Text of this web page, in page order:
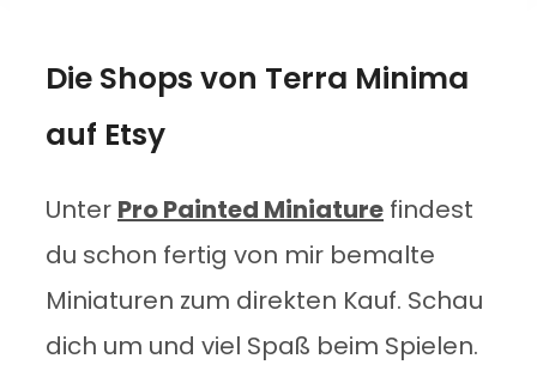
Die Shops von Terra Minima
auf Etsy
Unter Pro Painted Miniature findest
du schon fertig von mir bemalte
Miniaturen zum direkten Kauf. Schau
dich um und viel Spaß beim Spielen.